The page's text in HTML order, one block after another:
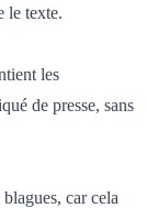
le texte.
les
de presse, sans
car cela